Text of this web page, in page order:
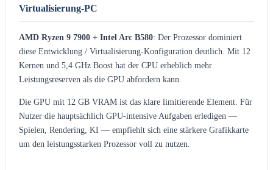
Virtualisierung-PC
AMD Ryzen 9 7900 + Intel Arc B580: Der Prozessor dominiert
diese Entwicklung / Virtualisierung-Konfiguration deutlich. Mit 12
Kernen und 5,4 GHz Boost hat der CPU erheblich mehr
Leistungsreserven als die GPU abfordern kann.
Die GPU mit 12 GB VRAM ist das klare limitierende Element. Für
Nutzer die hauptsächlich GPU-intensive Aufgaben erledigen —
Spielen, Rendering, KI — empfiehlt sich eine stärkere Grafikkarte
um den leistungsstarken Prozessor voll zu nutzen.